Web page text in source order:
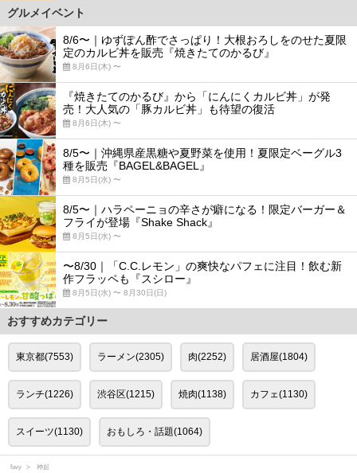
グルメイベント
8/6〜｜ゆずぽん酢でさっぱり！大根おろしをのせた夏限
定のカルビ丼を販売『焼きたてのかるび』
8月6日(木) 〜
『焼きたてのかるび』から「にんにくカルビ丼」が発
売！大人気の「豚カルビ丼」も待望の復活
8月6日(木) 〜
8/5〜｜沖縄県産黒糖や夏野菜を使用！夏限定ベーグル3
種を販売『BAGEL&BAGEL』
8月5日(水) 〜
8/5〜｜ハラペーニョの辛さが癖になる！限定バーガー＆
フライが登場『Shake Shack』
8月5日(水) 〜
〜8/30｜「C.C.レモン」の爽快なパフェに注目！飲む新
作フラッペも『スシロー』
8月5日(水) 〜 8月30日(日)
おすすめカテゴリー
東京都(7553) ラーメン(2305) 肉(2252) 居酒屋(1804)
ランチ(1226) 渋谷区(1215) 焼肉(1138) カフェ(1130)
スイーツ(1130) おもしろ・話題(1064)
favy 神起